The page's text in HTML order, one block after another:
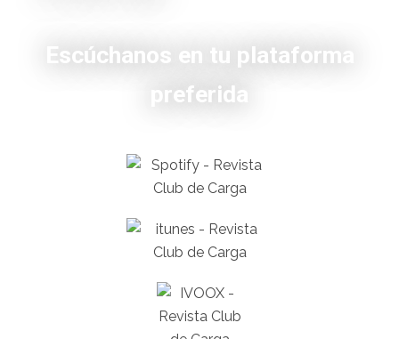
Escúchanos en tu plataforma
preferida